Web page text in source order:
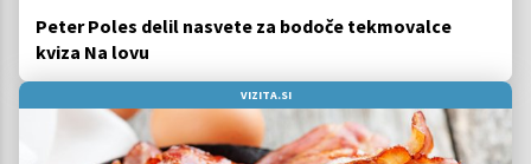
Peter Poles delil nasvete za bodoče tekmovalce
kviza Na lovu
VIZITA.SI